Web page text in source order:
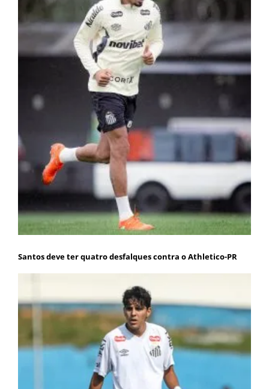
Santos deve ter quatro desfalques contra o Athletico-PR